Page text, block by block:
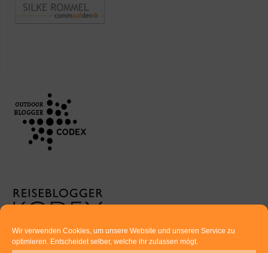
Wir verwenden Cookies, um unsere Website und unseren Service zu
optimieren. Entscheidet selber, welche ihr zulassen mögt.